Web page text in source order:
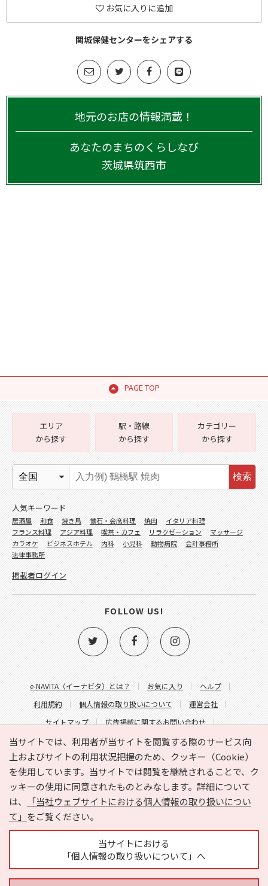
お気に入りに追加
関城保健センターをシェアする
地元のお店の情報満載！
あなたのまちのくらしなび
茨城県筑西市
PAGE TOP
当サイトでは、利用者が当サイトを閲覧する際のサービス向
上およびサイトの利用状況把握のため、クッキー（Cookie）
を使用しています。当サイトでは閲覧を継続されることで、ク
ッキーの使用に同意されたものとみなします。詳細について
は、
「当社ウェブサイトにおける個人情報の取り扱いについ
て」 をご覧ください。
当サイトにおける
「個人情報の取り扱いについて」へ
e-NAVITA（イーナビタ）とは？ お気に入り
ヘルプ
利用規約
個人情報の取り扱いについて
運営会社
サイトマップ
広告掲載に関するお問い合わせ
サイトの内容に関するお問い合わせ
エリア
から探す
駅・路線
から探す
カテゴリー
から探す
検索
人気キーワード
居酒屋 和食 焼き鳥 懐石・会席料理 焼肉
イタリア料理
フランス料理
アジア料理 喫茶・カフェ リラクゼーション
マッサージ
カラオケ
ビジネスホテル 内科 小児科 動物病院
会計事務所
法律事務所
掲載者ログイン
FOLLOW US!
Copyright © HYOJITO.Co.,Ltd. All Rights Reserved.